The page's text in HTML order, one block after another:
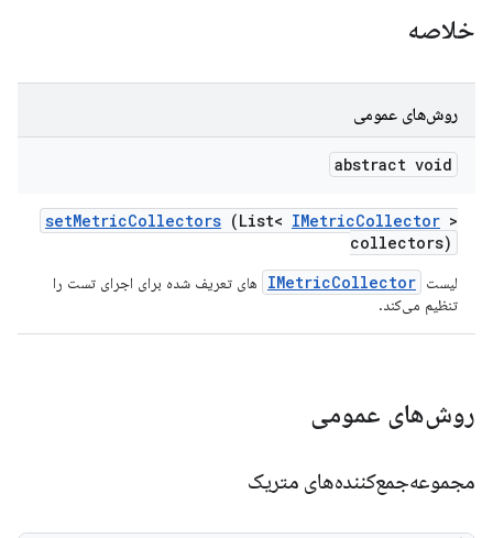
خلاصه
روش‌های عمومی
abstract void
setMetricCollectors (List< IMetricCollector >
collectors)
لیست IMetricCollector
های تعریف شده برای اجرای تست را
تنظیم می‌کند.
روش‌های عمومی
مجموعه‌جمع‌کننده‌های متریک